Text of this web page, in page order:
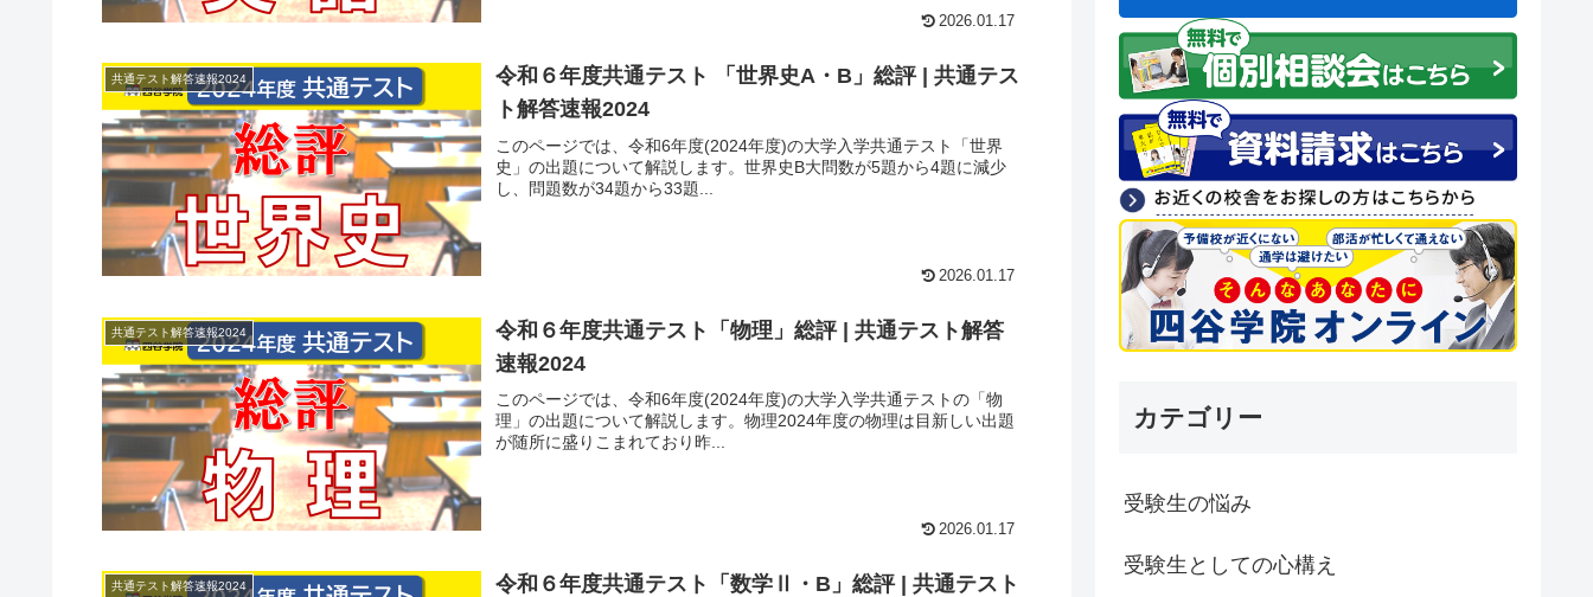
2026.01.17
共通テスト解答速報2024
令和６年度共通テスト 「世界史A・B」総評 | 共通テス
ト解答速報2024
このページでは、令和6年度(2024年度)の大学入学共通テスト「世界
史」の出題について解説します。世界史B大問数が5題から4題に減少
し、問題数が34題から33題...
2026.01.17
共通テスト解答速報2024
令和６年度共通テスト「物理」総評 | 共通テスト解答
速報2024
このページでは、令和6年度(2024年度)の大学入学共通テストの「物
理」の出題について解説します。物理2024年度の物理は目新しい出題
が随所に盛りこまれており昨...
2026.01.17
共通テスト解答速報2024
令和６年度共通テスト「数学Ⅱ・B」総評 | 共通テスト
カテゴリー
受験生の悩み
受験生としての心構え